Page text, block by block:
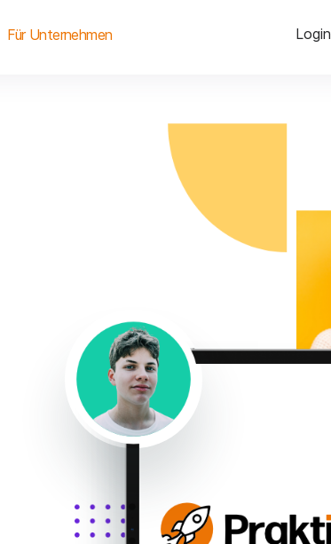
Für Unternehmen Login